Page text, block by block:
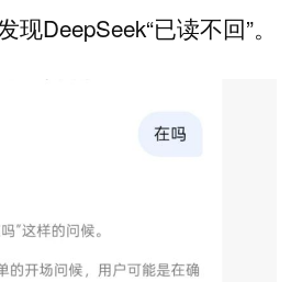
DeepSeek“已读不回”。